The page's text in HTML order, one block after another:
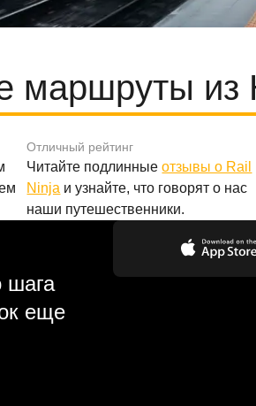
маршруты из
Отличный рейтинг
Читайте подлинныеотзывы о Rail
Ninja и узнайте, что говорят о нас
наши путешественники.
шага
еще